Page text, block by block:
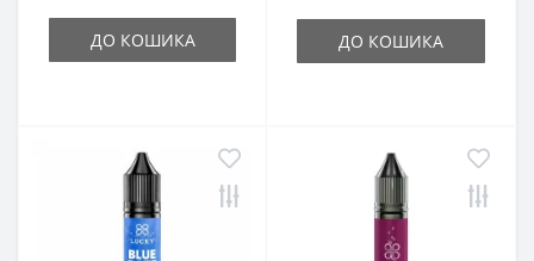
ДО КОШИКА ДО КОШИКА